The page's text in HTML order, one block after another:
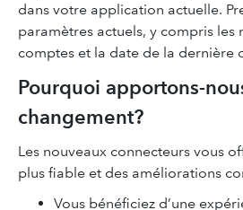
dans votre application actuelle.
paramètres actuels, y compris les
comptes et la date de la dernière
Pourquoi apportons-
changement?
Les nouveaux connecteurs vous
plus fiable et des améliorations
Vous bénéficiez d’une